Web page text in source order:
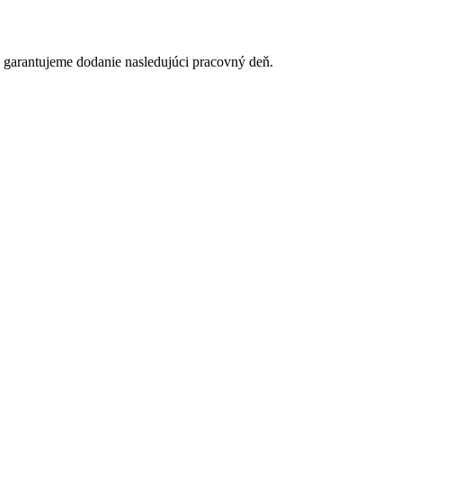
dodanie nasledujúci pracovný deň.